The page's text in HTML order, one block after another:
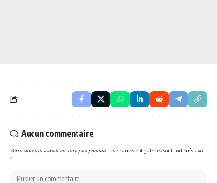
Aucun commentaire
Votre adresse e-mail ne sera pas publiée. Les champs obligatoires sont indiqués avec
*